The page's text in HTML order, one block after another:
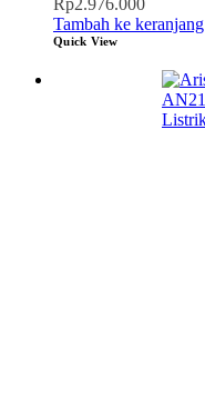
Rp2.976.000
Tambah ke keranjang
Quick View